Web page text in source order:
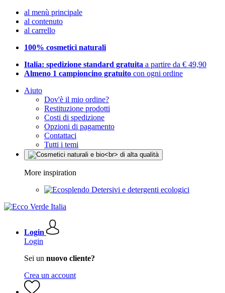
al menù principale
al contenuto
al carrello
100% cosmetici naturali
Italia: spedizione standard gratuita a partire da € 49,90
Almeno 1 campioncino gratuito con ogni ordine
Aiuto
Dov'è il mio ordine?
Restituzione prodotti
Costi di spedizione
Opzioni di pagamento
Contattaci
Tutti i temi
More inspiration
Detersivi e detergenti ecologici
Login
Login
Sei un nuovo cliente?
Crea un account